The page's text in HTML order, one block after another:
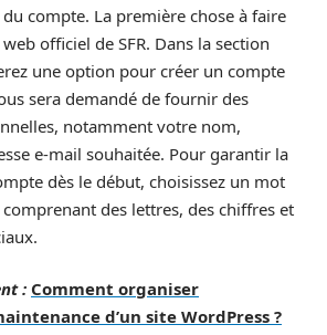
compte. La première chose à faire
officiel de SFR. Dans la section
une option pour créer un compte
sera demandé de fournir des
notamment votre nom,
e-mail souhaitée. Pour garantir la
dès le début, choisissez un mot
des lettres, des chiffres et
: Comment organiser
d’un site WordPress ?